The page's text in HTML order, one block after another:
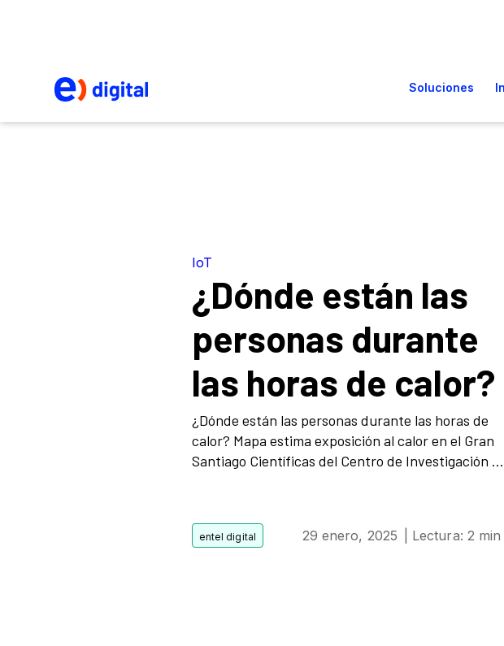
IoT
¿Dónde están las
personas durante
las horas de calor?
¿Dónde están las personas durante las horas de
calor? Mapa estima exposición al calor en el Gran
Santiago Científicas del Centro de Investigación ...
29 enero, 2025 | Lectura: 2 min